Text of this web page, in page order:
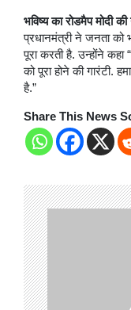
भविष्य का रोडमैप मोदी की
प्रधानमंत्री ने जनता को
पूरा करती है. उन्होंने कहा
को पूरा होने की गारंटी.
है.”
Share This News